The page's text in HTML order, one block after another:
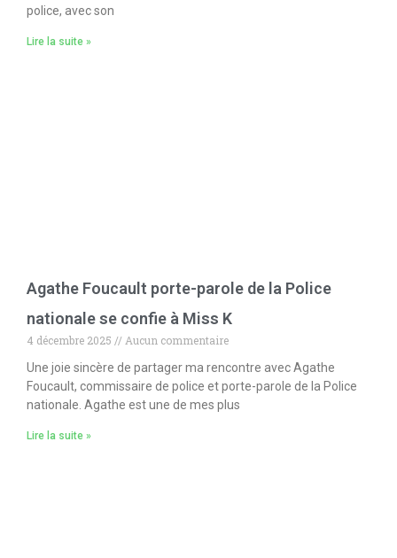
police, avec son
Lire la suite »
Agathe Foucault porte-parole de la Police
nationale se confie à Miss K
4 décembre 2025
Aucun commentaire
Une joie sincère de partager ma rencontre avec Agathe
Foucault, commissaire de police et porte-parole de la Police
nationale. Agathe est une de mes plus
Lire la suite »